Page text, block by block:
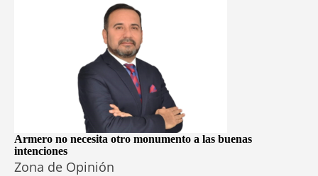
Armero no necesita otro monumento a las buenas
intenciones
Zona de Opinión